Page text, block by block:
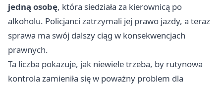
jedną osobę, która siedziała za kierownicą po
alkoholu. Policjanci zatrzymali jej prawo jazdy, a teraz
sprawa ma swój dalszy ciąg w konsekwencjach
prawnych.
Ta liczba pokazuje, jak niewiele trzeba, by rutynowa
kontrola zamieniła się w poważny problem dla